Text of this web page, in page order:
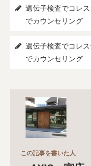
遺伝子検査でコレ
でカウンセリング
遺伝子検査でコレ
でカウンセリング
この記事を書いた人